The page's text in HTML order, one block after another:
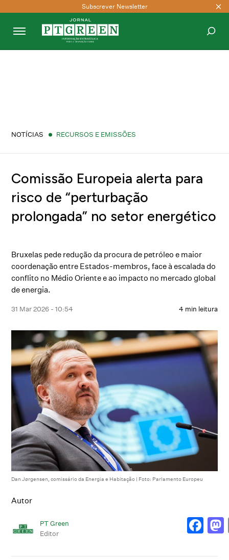
Subscrever Newsletter
NOTÍCIAS RECURSOS E EMISSÕES
Comissão Europeia alerta para
risco de “perturbação
prolongada” no setor energético
Bruxelas pede redução da procura de petróleo e maior
coordenação entre Estados-membros, face à escalada do
conflito no Médio Oriente e ao impacto no mercado global
de energia.
31 Mar 2026 - 10:54 4 min leitura
Dan Jørgensen, comissário da Energia e Habitação | Foto: Parlamento Europeu
Autor
PT Green
Editor